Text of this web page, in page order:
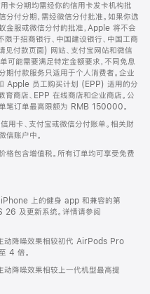
卡分期均需经你的信用卡发卡机构批
分付分期，需经微信分付批准。如果你选
金服或微信分付的批准，Apple 将不会
于招商银行、中国建设银行、中国工商
见付款页面) 网站、支付宝网站和微信
可能需要满足特定金额要求，不同免息
期付款服务只适用于个人消费者。企业
Apple 员工购买计划 (EPP) 适用的分
育商店、EPP 在线商店和企业商店。公
笔订单最高限额为 RMB 150000。
用卡、支付宝或微信分付账单。相关财
信账户中。
格包含增值税。所有订单均可享受免费
iPhone 上的健身 app 和兼容的第
及更新系统。详情请参阅
动降噪效果相较初代 AirPods Pro
4 倍。
降噪效果相较上一代机型最高提